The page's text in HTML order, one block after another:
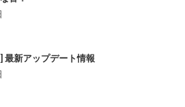
新アップデート情報